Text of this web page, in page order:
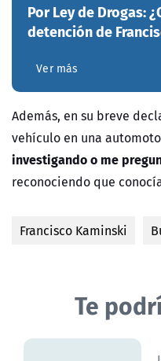
Por Ley de Drogas:
detención de
Ver más
Además, en su breve
vehículo en una
investigando o me
reconociendo que
Francisco Kaminski
Te